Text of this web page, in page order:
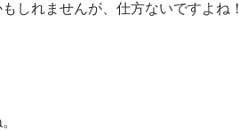
しれませんが、仕方ないですよね！